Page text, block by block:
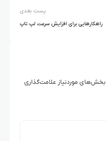
پست بعدی
راهکارهایی برای افزایش سرعت لپ تاپ
بخش‌های موردنیاز علامت‌گذاری